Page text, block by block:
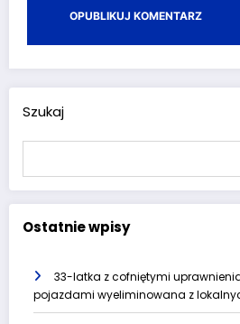
Szukaj
Ostatnie wpisy
33-latka z cofniętymi
pojazdami wyeliminowana z